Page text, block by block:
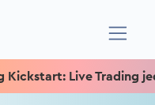
Live Trading